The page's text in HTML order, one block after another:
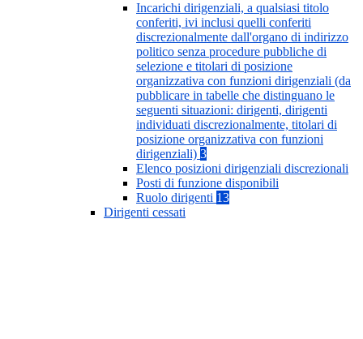
Incarichi dirigenziali, a qualsiasi titolo
conferiti, ivi inclusi quelli conferiti
discrezionalmente dall'organo di indirizzo
politico senza procedure pubbliche di
selezione e titolari di posizione
organizzativa con funzioni dirigenziali (da
pubblicare in tabelle che distinguano le
seguenti situazioni: dirigenti, dirigenti
individuati discrezionalmente, titolari di
posizione organizzativa con funzioni
dirigenziali) 3
Elenco posizioni dirigenziali discrezionali
Posti di funzione disponibili
Ruolo dirigenti 13
Dirigenti cessati